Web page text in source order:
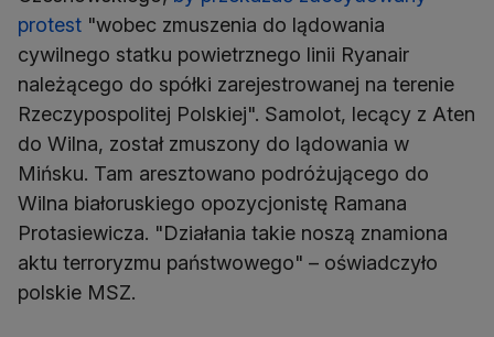
protest "wobec zmuszenia do lądowania
cywilnego statku powietrznego linii Ryanair
należącego do spółki zarejestrowanej na terenie
Rzeczypospolitej Polskiej". Samolot, lecący z Aten
do Wilna, został zmuszony do lądowania w
Mińsku. Tam aresztowano podróżującego do
Wilna białoruskiego opozycjonistę Ramana
Protasiewicza. "Działania takie noszą znamiona
aktu terroryzmu państwowego" – oświadczyło
polskie MSZ.